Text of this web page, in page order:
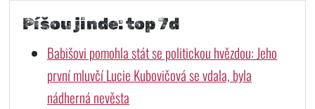
Píšou jinde: top 7d
Babišovi pomohla stát se politickou hvězdou: Jeho
první mluvčí Lucie Kubovičová se vdala, byla
nádherná nevěsta